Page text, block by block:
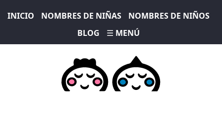
INICIO NOMBRES DE NIÑAS
NOMBRES DE NIÑOS
BLOG
☰ MENÚ